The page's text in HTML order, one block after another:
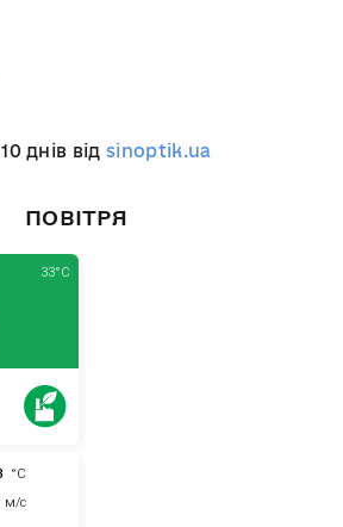
днів відsinoptik.ua
ПОВІТРЯ